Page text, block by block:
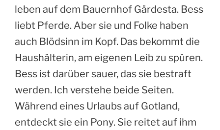
leben auf dem Bauernhof Gärdesta. Bess
liebt Pferde. Aber sie und Folke haben
auch Blödsinn im Kopf. Das bekommt die
Haushälterin, am eigenen Leib zu spüren.
Bess ist darüber sauer, das sie bestraft
werden. Ich verstehe beide Seiten.
Während eines Urlaubs auf Gotland,
entdeckt sie ein Pony. Sie reitet auf ihm